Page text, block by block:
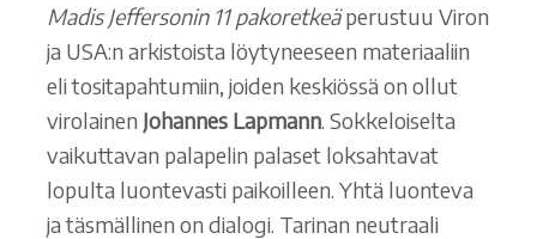
Madis Jeffersonin 11 pakoretkeäperustuu Viron
ja USA:n arkistoista löytyneeseen materiaaliin
eli tositapahtumiin, joiden keskiössä on ollut
virolainen Johannes Lapmann. Sokkeloiselta
vaikuttavan palapelin palaset loksahtavat
lopulta luontevasti paikoilleen. Yhtä luonteva
ja täsmällinen on dialogi. Tarinan neutraali